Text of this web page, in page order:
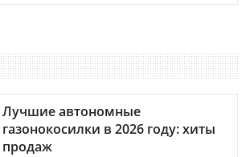
Лучшие автономные
газонокосилки в 2026 году: хиты
продаж